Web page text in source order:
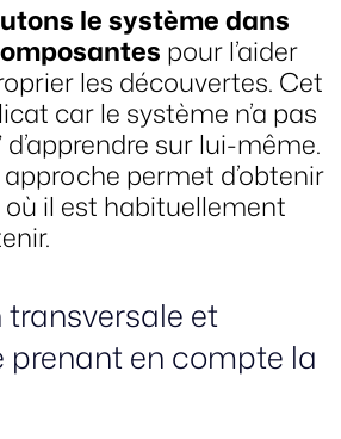
le système dans
pour l’aider
les découvertes. Cet
car le système n’a pas
d’apprendre sur lui-même.
permet d’obtenir
il est habituellement
transversale et
en compte la